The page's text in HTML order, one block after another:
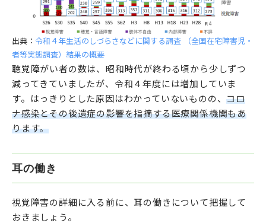
出典： 令和４年生活のしづらさなどに関する調査 （全国在宅障害児・
者等実態調査）結果の概要
聴覚障がい者の数は、昭和時代が終わる頃から少しずつ
減ってきていましたが、令和４年度には増加していま
す。はっきりとした原因はわかっていないものの、コロ
ナ感染とその後遺症の影響を指摘する医療関係機関もあ
ります。
耳の働き
視覚障害の詳細に入る前に、耳の働きについて把握して
おきましょう。